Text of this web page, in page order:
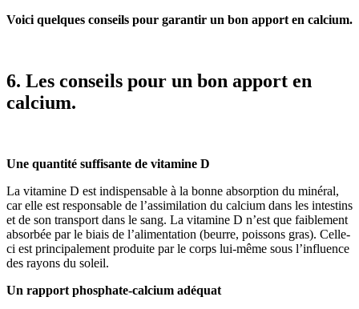
Voici quelques conseils pour garantir un bon apport en calcium.
6. Les conseils pour un bon apport en
calcium.
Une quantité suffisante de vitamine D
La vitamine D est indispensable à la bonne absorption du minéral,
car elle est responsable de l’assimilation du calcium dans les intestins
et de son transport dans le sang. La vitamine D n’est que faiblement
absorbée par le biais de l’alimentation (beurre, poissons gras). Celle-
ci est principalement produite par le corps lui-même sous l’influence
des rayons du soleil.
Un rapport phosphate-calcium adéquat